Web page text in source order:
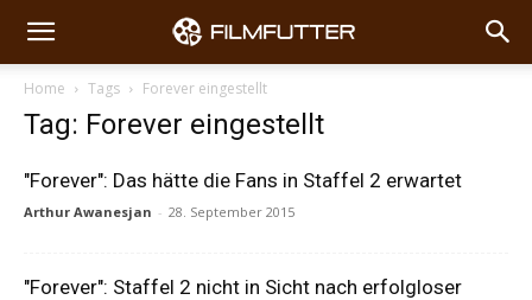
Home Tags Forever eingestellt
Tag: Forever eingestellt
"Forever": Das hätte die Fans in Staffel 2 erwartet
Arthur Awanesjan - 28. September 2015
"Forever": Staffel 2 nicht in Sicht nach erfolgloser